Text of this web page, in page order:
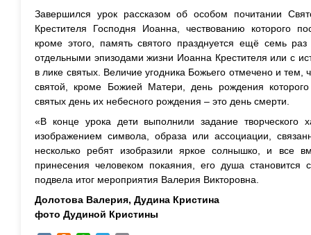
Завершился урок рассказом об особом почитании
Крестителя Господня Иоанна, чествованию которого
кроме этого, память святого празднуется ещё семь
отдельными эпизодами жизни Иоанна Крестителя или с
в лике святых. Величие угодника Божьего отмечено и
святой, кроме Божией Матери, день рождения
святых день их небесного рождения – это день смерти.
«В конце урока дети выполнили задание творческого
изображением символа, образа или ассоциации,
несколько ребят изобразили яркое солнышко, и все
принесения человеком покаяния, его душа становится
подвела итог мероприятия Валерия Викторовна.
Долотова Валерия, Дудина Кристина
фото Дудиной Кристины